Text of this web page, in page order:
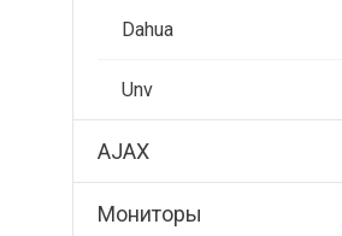
Dahua
Unv
AJAX
Мониторы